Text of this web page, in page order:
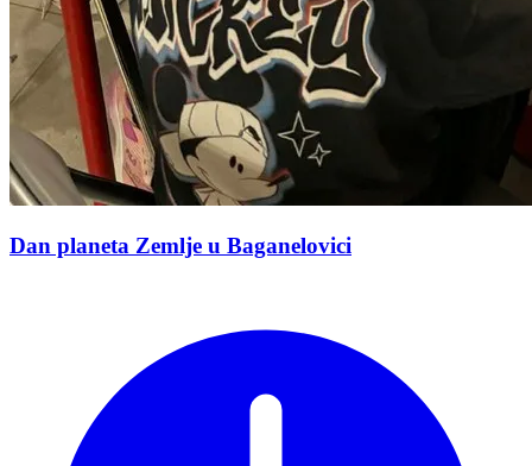
Dan planeta Zemlje u Baganelovici